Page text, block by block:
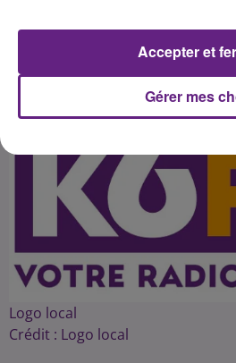
Publié : 10 juillet 2015 à 10h18 par
Logo local
Crédit : Logo local
Gérer mes
Accepter et